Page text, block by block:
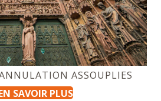
ASSOUPLIES
SAVOIR PLUS